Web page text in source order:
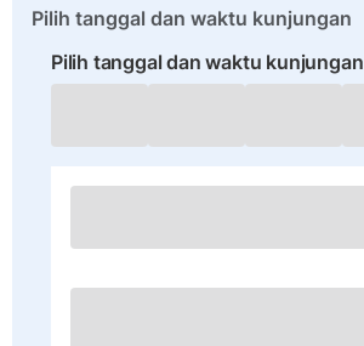
Pilih tanggal dan waktu kunjungan
Pilih tanggal dan waktu kunjungan